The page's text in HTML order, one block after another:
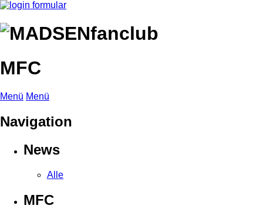
MFC
Menü Menü
Navigation
News
Alle
MFC